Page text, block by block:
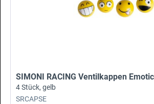
SIMONI RACING Ventilkappen
4 Stück, gelb
SRCAPSE